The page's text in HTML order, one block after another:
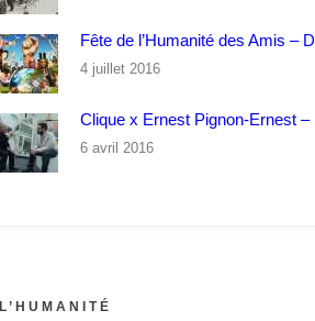
Fête de l’Humanité des Amis –
4 juillet 2016
Clique x Ernest Pignon-Ernest
6 avril 2016
L’HUMANITÉ